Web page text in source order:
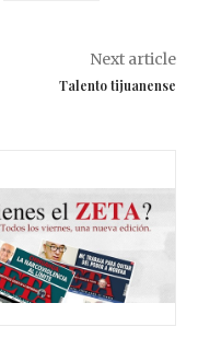
Next article
Talento tijuanense